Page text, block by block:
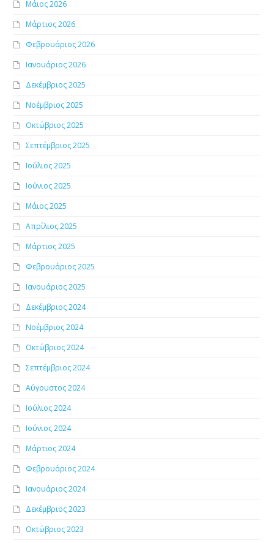
Μάιος 2026
Μάρτιος 2026
Φεβρουάριος 2026
Ιανουάριος 2026
Δεκέμβριος 2025
Νοέμβριος 2025
Οκτώβριος 2025
Σεπτέμβριος 2025
Ιούλιος 2025
Ιούνιος 2025
Μάιος 2025
Απρίλιος 2025
Μάρτιος 2025
Φεβρουάριος 2025
Ιανουάριος 2025
Δεκέμβριος 2024
Νοέμβριος 2024
Οκτώβριος 2024
Σεπτέμβριος 2024
Αύγουστος 2024
Ιούλιος 2024
Ιούνιος 2024
Μάρτιος 2024
Φεβρουάριος 2024
Ιανουάριος 2024
Δεκέμβριος 2023
Οκτώβριος 2023